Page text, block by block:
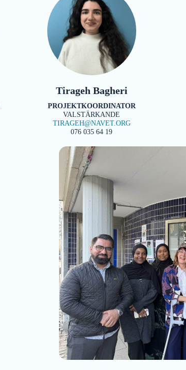
Tirageh Bagheri
PROJEKTKOORDINATOR
VALSTÄRKANDE
TIRAGEH@NAVET.ORG
076 035 64 19